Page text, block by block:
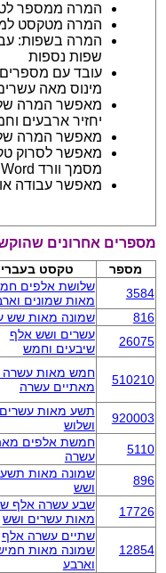
המרה ממספר
המרה מטקסט
שפות נספות
מינוס מאה
יחזיר ארבעים
מאפשר המרה של
מאפשר לסרוק
מסמך וורד Word או גליון נתוני אקסל Excel
מאפשר עבודה
מספרים אחרונים
מספר טקסט
3584
שלושת אלפים
מאות שמונים
816
שמונה מאות שש
26075
עשרים ושש אלף
שיבעים וחמש
510210
חמש מאות עשרה
מאתיים עשרה
920003
תשע מאות
ושלוש
5110
חמשת אלפים
עשרה
896
שמונה מאות
ושש
17726
שבע עשרה אלף
מאות עשרים ושש
12854
שתיים עשרה אלף
שמונה מאות
וארבע